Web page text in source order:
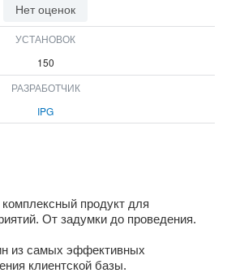
ВХОД
Нет оценок
УСТАНОВОК
150
РАЗРАБОТЧИК
IPG
продукт для
От задумки до проведения.
из самых эффективных
клиентской базы.